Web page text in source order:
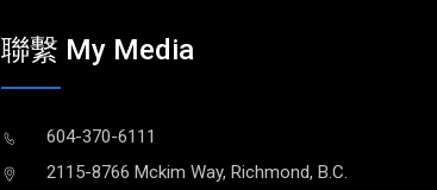
聯繫 My Media
604-370-6111
2115-8766 Mckim Way, Richmond, B.C.